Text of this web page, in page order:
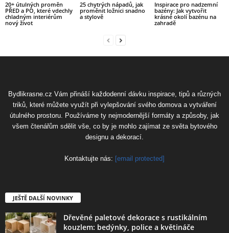
20+ útulných proměn
PŘED a PO, které vdechly
chladným interiérům
nový život
25 chytrých nápadů, jak
proměnit ložnici snadno
a stylově
Inspirace pro nadzemní
bazény: Jak vytvořit
krásné okolí bazénu na
zahradě
Bydlikrasne.cz Vám přináší každodenní dávku inspirace, tipů a různých
triků, které můžete využít při vylepšování svého domova a vytváření
útulného prostoru. Používáme ty nejmodernější formáty a způsoby, jak
všem čtenářům sdělit vše, co by je mohlo zajímat ze světa bytového
designu a dekorací.
Kontaktujte nás: [email protected]
JEŠTĚ DALŠÍ NOVINKY
Dřevěné paletové dekorace s rustikálním
kouzlem: bedýnky, police a květináče